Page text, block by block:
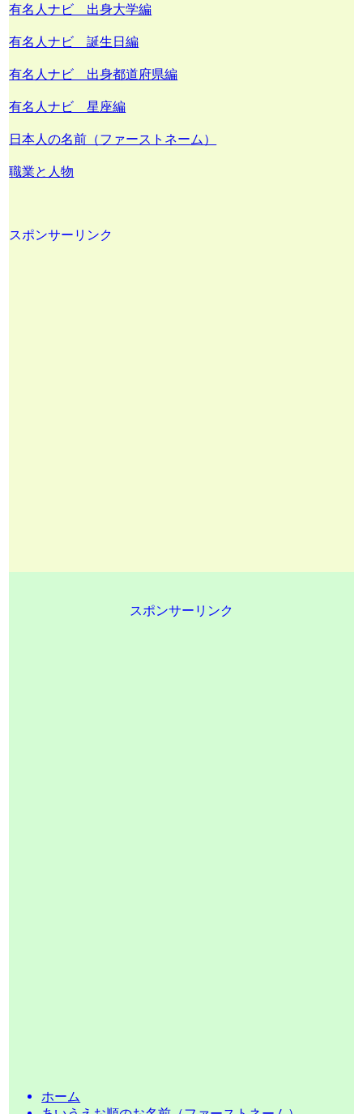
有名人ナビ 出身大学編
有名人ナビ 誕生日編
有名人ナビ 出身都道府県編
有名人ナビ 星座編
日本人の名前（ファーストネーム）
職業と人物
スポンサーリンク
スポンサーリンク
ホーム